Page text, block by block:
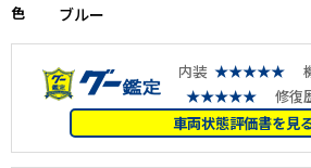
色 ブルー
内装 ★★★★★
★★★★★
修復
車両状態評価書を見